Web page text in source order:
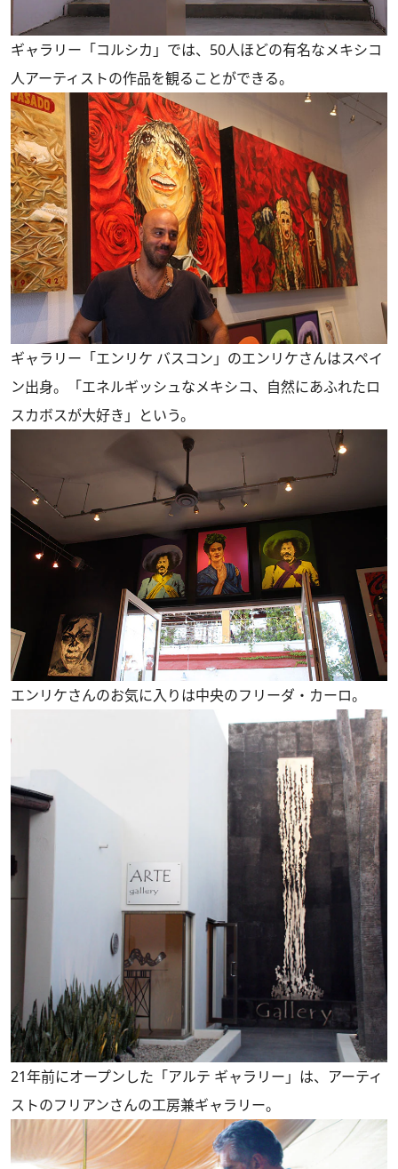
ギャラリー「コルシカ」では、50人ほどの有名なメキシコ
人アーティストの作品を観ることができる。
ギャラリー「エンリケ バスコン」のエンリケさんはスペイ
ン出身。「エネルギッシュなメキシコ、自然にあふれたロ
スカボスが大好き」という。
エンリケさんのお気に入りは中央のフリーダ・カーロ。
21年前にオープンした「アルテ ギャラリー」は、アーティ
ストのフリアンさんの工房兼ギャラリー。